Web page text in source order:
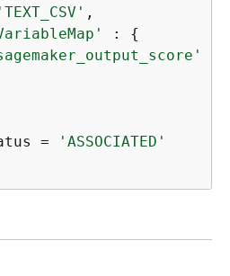
'TEXT_CSV' ,
: {
=
'ASSOCIATED'